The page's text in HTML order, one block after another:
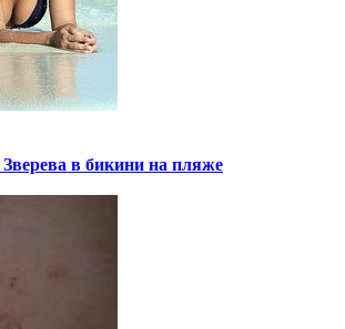
в бикини на пляже